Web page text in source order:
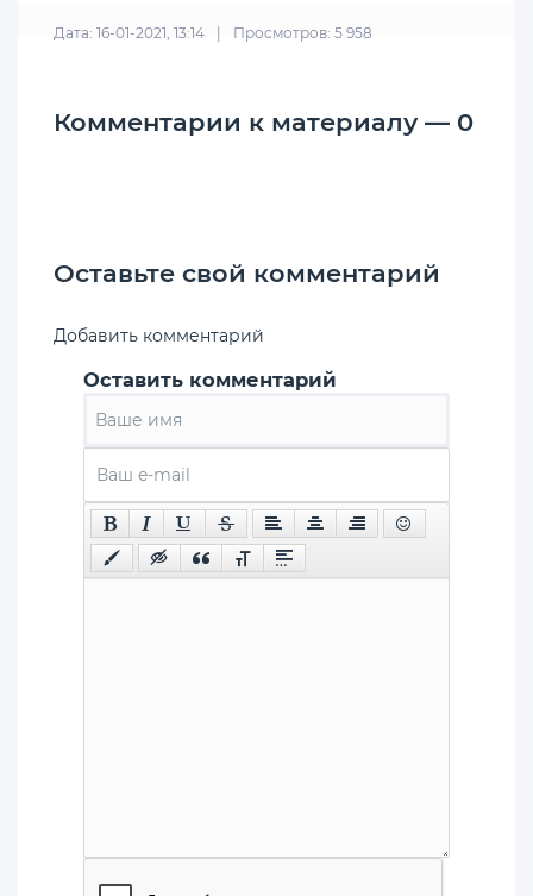
Дата: 16-01-2021, 13:14 Просмотров: 5 958
Комментарии к материалу — 0
Оставьте свой комментарий
Добавить комментарий
Оставить комментарий